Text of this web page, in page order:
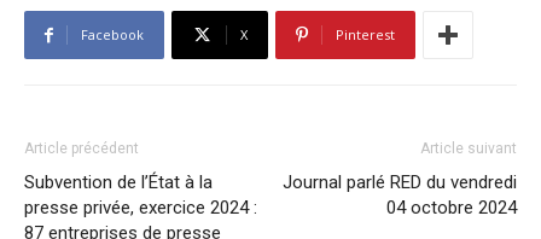
Facebook X Pinterest
Article précédent
Subvention de l’État à la
presse privée, exercice 2024 :
87 entreprises de presse
Article suivant
Journal parlé RED du vendredi
04 octobre 2024